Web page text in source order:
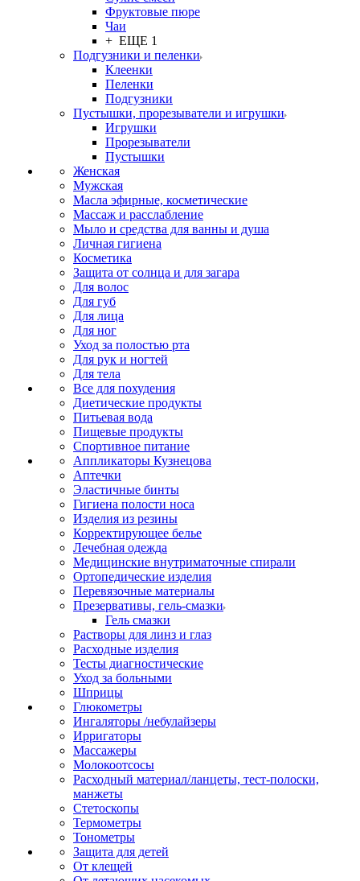
Фруктовые пюре
Чаи
+ ЕЩЕ 1
Подгузники и пеленки
Клеенки
Пеленки
Подгузники
Пустышки, прорезыватели и игрушки
Игрушки
Прорезыватели
Пустышки
Женская
Мужская
Масла эфирные, косметические
Массаж и расслабление
Мыло и средства для ванны и душа
Личная гигиена
Косметика
Защита от солнца и для загара
Для волос
Для губ
Для лица
Для ног
Уход за полостью рта
Для рук и ногтей
Для тела
Все для похудения
Диетические продукты
Питьевая вода
Пищевые продукты
Спортивное питание
Аппликаторы Кузнецова
Аптечки
Эластичные бинты
Гигиена полости носа
Изделия из резины
Корректирующее белье
Лечебная одежда
Медицинские внутриматочные спирали
Ортопедические изделия
Перевязочные материалы
Презервативы, гель-смазки
Гель смазки
Растворы для линз и глаз
Расходные изделия
Тесты диагностические
Уход за больными
Шприцы
Глюкометры
Ингаляторы /небулайзеры
Ирригаторы
Массажеры
Молокоотсосы
Расходный материал/ланцеты, тест-полоски,
манжеты
Стетоскопы
Термометры
Тонометры
Защита для детей
От клещей